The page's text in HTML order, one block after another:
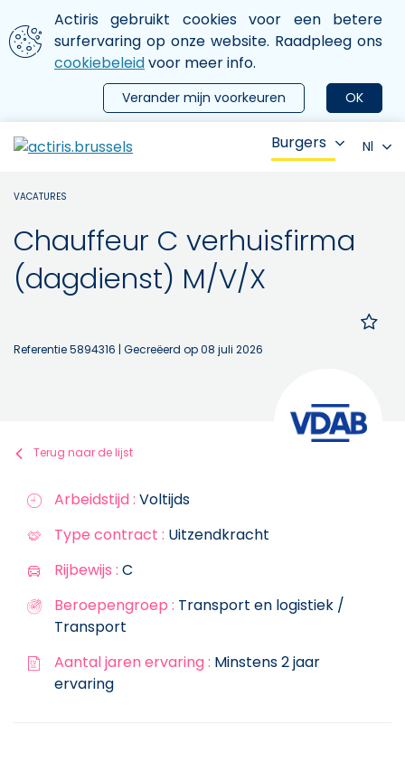
Aller au contenu principal
We gebruiken cookies
Actiris gebruikt cookies voor een betere
surfervaring op onze website. Raadpleeg ons
cookiebeleidvoor meer info.
OK
Verander mijn voorkeuren
le menu
Burgers Nl
VACATURES
Chauffeur C verhuisfirma
(dagdienst) M/V/X
Referentie 5894316 | Gecreëerd op 08 juli 2026
Terug naar de lijst
Arbeidstijd : Voltijds
Type contract : Uitzendkracht
Rijbewijs : C
Beroepengroep : Transport en logistiek /
Transport
Aantal jaren ervaring : Minstens 2 jaar
ervaring